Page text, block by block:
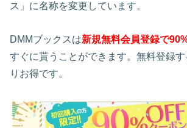
ス」に名称を変更しています。
DMMブックスは新規無料会員登録で
すぐに貰うことができます。無料登録
りお得です。